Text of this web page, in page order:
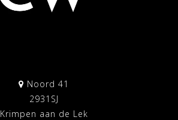
Noord 41
2931SJ
Krimpen aan de Lek